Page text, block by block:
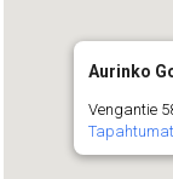
Aurinko
Vengantie
Tapahtumat